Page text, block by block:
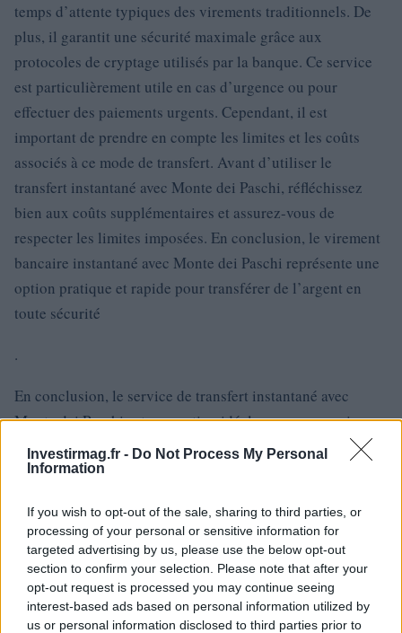
Investirmag.fr - Do Not Process My Personal
Information
If you wish to opt-out of the sale, sharing to third parties, or
processing of your personal or sensitive information for
targeted advertising by us, please use the below opt-out
section to confirm your selection. Please note that after your
opt-out request is processed you may continue seeing
interest-based ads based on personal information utilized by
us or personal information disclosed to third parties prior to
temps d’attente typiques des virements traditionnels. De
plus, il garantit une sécurité maximale grâce aux
protocoles de cryptage utilisés par la banque. Ce service
est particulièrement utile en cas d’urgence ou pour
effectuer des paiements urgents. Cependant, il est
important de prendre en compte les limites et les coûts
associés à ce mode de transfert. Avant d’utiliser le
transfert instantané avec Monte dei Paschi, réfléchissez
bien aux coûts supplémentaires et assurez-vous de
respecter les limites imposées. En conclusion, le virement
bancaire instantané avec Monte dei Paschi représente une
option pratique et rapide pour transférer de l’argent en
toute sécurité
.
En conclusion, le service de transfert instantané avec
Monte dei Paschi est une option idéale pour ceux qui
souhaitent transférer de l’argent rapidement et en toute
sécurité. Grâce à sa procédure de connexion simple et à sa
considérables. Cependant, il est important de prendre en
compte les limites et les coûts associés. Évaluez
soigneusement vos besoins et prenez une décision éclairée
pour tirer le meilleur parti de ce service